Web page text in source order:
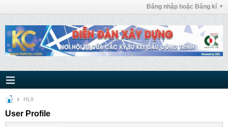
Đăng nhập hoặc Đăng kí
HLII
User Profile